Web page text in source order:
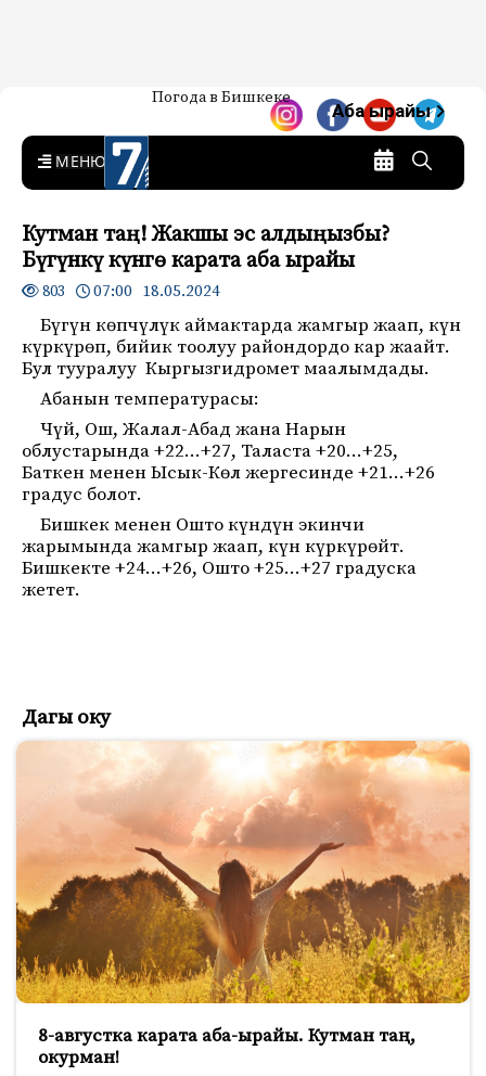
7-канал. Жаңылыктар —
Кыргызстан
Жаңылыктар — Кыргызстан
Погода в Бишкеке
Аба ырайы
MENU
Кутман таң! Жакшы эс алдыңызбы?
Бүгүнкү күнгө карата аба ырайы
803 07:00 18.05.2024
Бүгүн көпчүлүк аймактарда жамгыр жаап, күн
күркүрөп, бийик тоолуу райондордо кар жаайт.
Бул тууралуу Кыргызгидромет маалымдады.
Абанын температурасы:
Чүй, Ош, Жалал-Абад жана Нарын
облустарында +22…+27, Таласта +20…+25,
Баткен менен Ысык-Көл жергесинде +21…+26
градус болот.
Бишкек менен Ошто күндүн экинчи
жарымында жамгыр жаап, күн күркүрөйт.
Бишкекте +24…+26, Ошто +25…+27 градуска
жетет.
Дагы оку
8-августка карата аба-ырайы. Кутман таң,
окурман!